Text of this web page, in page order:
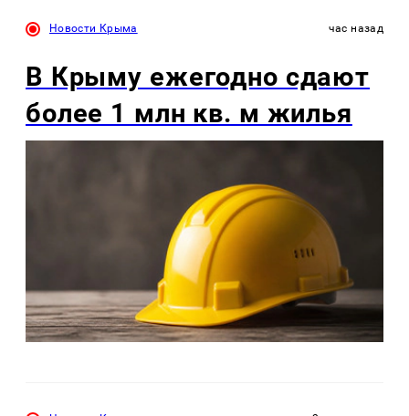
Новости Крыма час назад
В Крыму ежегодно сдают
более 1 млн кв. м жилья